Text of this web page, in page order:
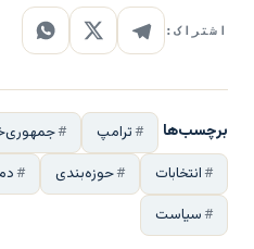
اشتراک:
برچسب‌ها ترامپ
انتخابات
حوزه‌بندی
سیاست